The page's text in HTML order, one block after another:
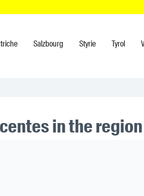
Salzbourg Styrie Tyrol
in the region